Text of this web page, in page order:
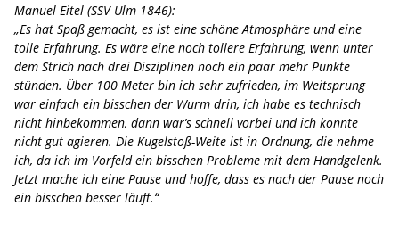
Manuel Eitel (SSV Ulm 1846):
„Es hat Spaß gemacht, es ist eine schöne Atmosphäre und eine
tolle Erfahrung. Es wäre eine noch tollere Erfahrung, wenn unter
dem Strich nach drei Disziplinen noch ein paar mehr Punkte
stünden. Über 100 Meter bin ich sehr zufrieden, im Weitsprung
war einfach ein bisschen der Wurm drin, ich habe es technisch
nicht hinbekommen, dann war’s schnell vorbei und ich konnte
nicht gut agieren. Die Kugelstoß-Weite ist in Ordnung, die nehme
ich, da ich im Vorfeld ein bisschen Probleme mit dem Handgelenk.
Jetzt mache ich eine Pause und hoffe, dass es nach der Pause noch
ein bisschen besser läuft.“